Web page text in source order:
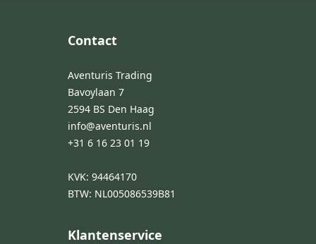
Contact
Aventuris Trading
Bavoylaan 7
2594 BS Den Haag
info@aventuris.nl
+31 6 16 23 01 19
KVK: 94464170
BTW: NL005086539B81
Klantenservice